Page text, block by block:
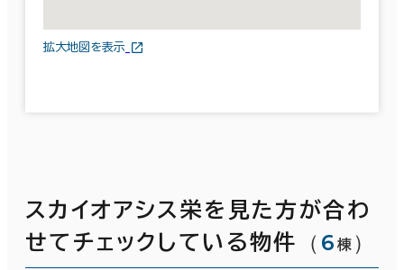
拡大地図を表示
スカイオアシス栄を見た方が合わ
せてチェックしている物件
（ 6 棟 ）